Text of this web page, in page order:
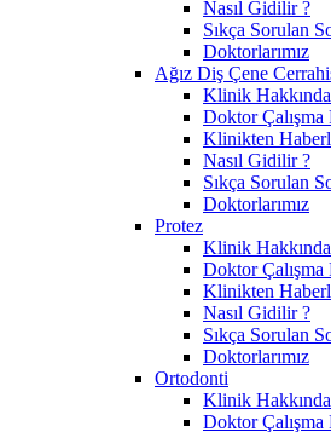
Nasıl Gidilir ?
Sıkça Sorulan
Doktorlarımız
Ağız Diş Çene
Klinik Hakkında
Doktor Çalışma
Klinikten
Nasıl Gidilir ?
Sıkça Sorulan
Doktorlarımız
Protez
Klinik Hakkında
Doktor Çalışma
Klinikten
Nasıl Gidilir ?
Sıkça Sorulan
Doktorlarımız
Ortodonti
Klinik Hakkında
Doktor Çalışma